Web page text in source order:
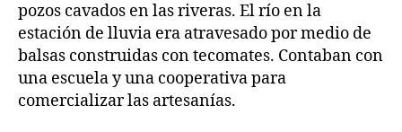
pozos cavados en las riveras. El río en la
estación de lluvia era atravesado por medio de
balsas construidas con tecomates. Contaban con
una escuela y una cooperativa para
comercializar las artesanías.